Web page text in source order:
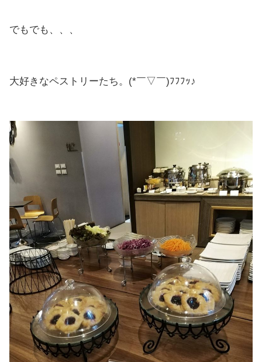
でもでも、、、
大好きなペストリーたち。(*￣▽￣)ﾌﾌﾌｯ♪